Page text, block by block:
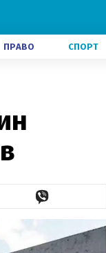
ПРАВО СПОРТ